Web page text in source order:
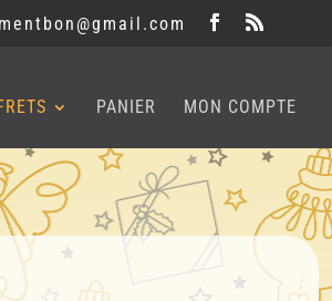
PANIER MON COMPTE